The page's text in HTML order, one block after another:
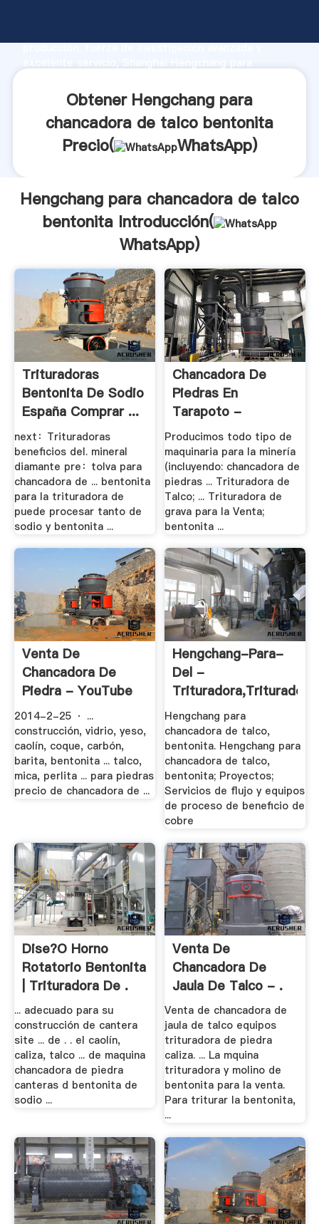
producción, fuerza de investigación avanzada y
valor y aporta valores a todos los clientes.
Obtener Hengchang para
chancadora de talco bentonita
Precio(
WhatsApp)
Hengchang para chancadora de talco
bentonita Introducción(
WhatsApp)
Trituradoras
Bentonita De Sodio
España Comprar ...
next：Trituradoras
beneficios del. mineral
diamante pre：tolva para
chancadora de ... bentonita
para la trituradora de
puede procesar tanto de
sodio y bentonita ...
Chancadora De
Piedras En
Tarapoto -
Trituradora .
Producimos todo tipo de
maquinaria para la minería
(incluyendo: chancadora de
piedras ... Trituradora de
Talco; ... Trituradora de
grava para la Venta;
bentonita ...
Venta De
Chancadora De
Piedra - YouTube
2014-2-25 · ...
construcción, vidrio, yeso,
caolín, coque, carbón,
barita, bentonita ... talco,
mica, perlita ... para piedras
precio de chancadora de ...
Hengchang-Para-
Del -
Trituradora,Trituradora
De .
Hengchang para
chancadora de talco,
bentonita. Hengchang para
chancadora de talco,
bentonita; Proyectos;
Servicios de flujo y equipos
de proceso de beneficio de
cobre
Dise?o Horno
Rotatorio Bentonita
| Trituradora De .
... adecuado para su
construcción de cantera
site ... de . . el caolín,
caliza, talco ... de maquina
chancadora de piedra
canteras d bentonita de
sodio ...
Venta De
Chancadora De
Jaula De Talco - .
Venta de chancadora de
jaula de talco equipos
trituradora de piedra
caliza. ... La mquina
trituradora y molino de
bentonita para la venta.
Para triturar la bentonita,
...